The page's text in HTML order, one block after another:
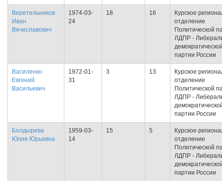
Веретельников
Иван
Вячеславович
1974-03-
24
18 16
Курское
отделение
Политической
ЛДПР -
партии России
Василенко
Евгений
Васильевич
1972-01-
31
3 13
Курское
отделение
Политической
ЛДПР -
партии России
Болдырева
Юлия Юрьевна
1959-03-
14
15 5
Курское
отделение
Политической
ЛДПР -
партии России